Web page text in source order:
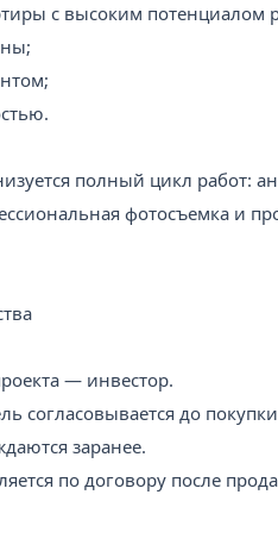
с высоким потенциалом
полный цикл работ:
фотосъемка и
— инвестор.
согласовывается до
заранее.
по договору после